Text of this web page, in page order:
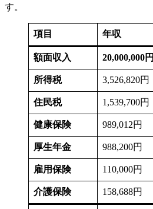
す。
項目 年収
額面収入 20,000,000円
所得税 3,526,820円
住民税 1,539,700円
健康保険 989,012円
厚生年金 988,200円
雇用保険 110,000円
介護保険 158,688円